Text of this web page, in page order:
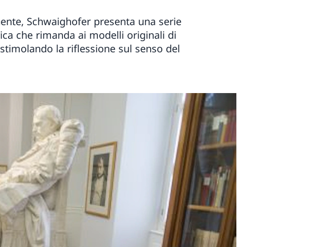
Schwaighofer presenta una serie
che rimanda ai modelli originali di
la riflessione sul senso del